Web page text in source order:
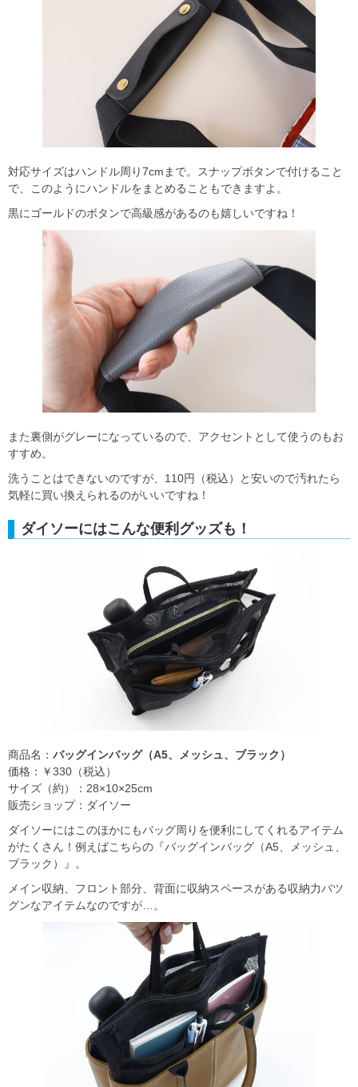
対応サイズはハンドル周り7cmまで。スナップボタンで付けること
で、このようにハンドルをまとめることもできますよ。
黒にゴールドのボタンで高級感があるのも嬉しいですね！
また裏側がグレーになっているので、アクセントとして使うのもお
すすめ。
洗うことはできないのですが、110円（税込）と安いので汚れたら
気軽に買い換えられるのがいいですね！
ダイソーにはこんな便利グッズも！
商品名： バッグインバッグ（A5、メッシュ、ブラック）
価格：￥330（税込）
サイズ（約）：28×10×25cm
販売ショップ：ダイソー
ダイソーにはこのほかにもバッグ周りを便利にしてくれるアイテム
がたくさん！例えばこちらの『バッグインバッグ（A5、メッシュ、
ブラック）』。
メイン収納、フロント部分、背面に収納スペースがある収納力バツ
グンなアイテムなのですが…。